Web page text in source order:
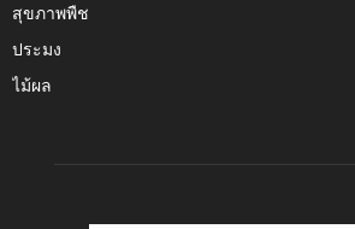
สุขภาพพืช
ประมง
ไม้ผล